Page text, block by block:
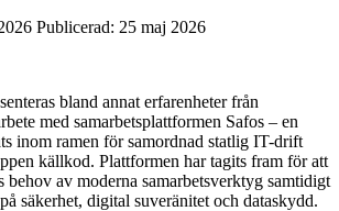
Publicerad: 25 maj 2026
bland annat erfarenheter från
med samarbetsplattformen Safos – en
inom ramen för samordnad statlig IT-drift
källkod. Plattformen har tagits fram för att
behov av moderna samarbetsverktyg samtidigt
säkerhet, digital suveränitet och dataskydd.